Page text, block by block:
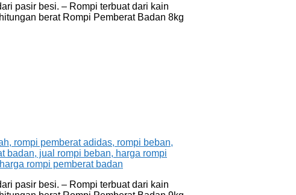
pasir besi. – Rompi terbuat dari kain
berat Rompi Pemberat Badan 8kg
pasir besi. – Rompi terbuat dari kain